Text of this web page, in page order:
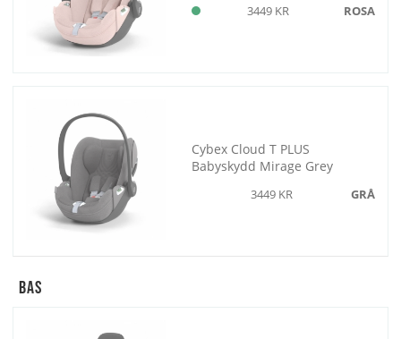
3449 KR ROSA
Cybex Cloud T PLUS
Babyskydd Mirage Grey
3449 KR GRÅ
Bas